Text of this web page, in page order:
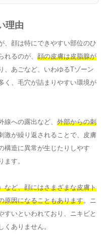
理由
、顔は特にできやすい部位のひ
れるのが、 顔の皮膚は皮脂腺が
、あごなど、いわゆるTゾーン
く、毛穴が詰まりやすい環境が
線への露出など、 外部からの刺
激が繰り返されることで、皮膚
構造に異常が生じたりしやす
ます。
など、顔にはさまざまな皮膚ト
原因になることもあります。ニ
すいといわれており、ニキビと
ありません。